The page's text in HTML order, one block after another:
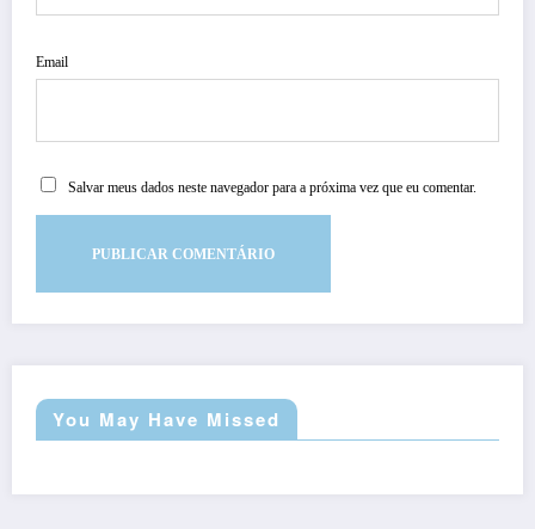
Email
Salvar meus dados neste navegador para a próxima vez que eu comentar.
You May Have Missed